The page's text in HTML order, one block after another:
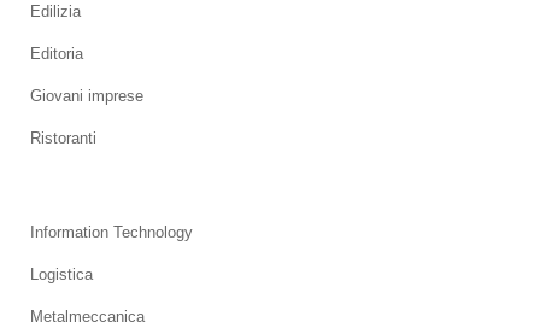
Edilizia
Editoria
Giovani imprese
Ristoranti
Information Technology
Logistica
Metalmeccanica